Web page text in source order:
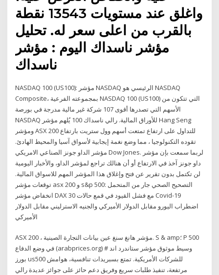
واغلق عند مستويات 13543 نقطة
بالقرب من اعلى سعر له. تحليل
مؤشر ناسداك اليوم : مؤشر
ناسداك
NASDAQ 100 (US100): مؤشر NASDAQ الرئيسي هو NASDAQ
Composite، بمجموعته الفرعية NASDAQ 100 (US100) التي تتكون من
الأسهم التي تصدرها أقوى 107 شركة غير مالية مدرجة في بورصة
NASDAQ للأوراق المالية. رالي ناسداك 100 يُلهم مؤشر Hang Seng
ومؤشر ASX 200 للتداول على ارتفاع تمتعت أسهم وول ستريت بارتفاع
تقوده التكنولوجيا ، مما وضع نغمة إيجابية لأسواق آسيا والمحيط الهادئ.
مؤشر الداو جونز الصناعي الامريكي Dow Jones. لربما سمعت بإن مؤشر
داو جونز آخذ في الارتفاع أو أن هنالك تراجع لمؤشر الداو، والأخبار اليومية
لن تكتمل بدون تقرير عن فتح وإغلاق هذا المؤشر المهم للاسواق المالية.
توقعات مؤشر asx 200 و s&p 500: التصحيح الصحي جار من المتحمل
انخفاض مؤشر DAX 30 مع فشل القيود في قمع حالات Covid-19
اضطراب اليورو مقابل الدولار الأميركي والجنيه الاسترليني مقابل الدولار
الأميركي
ASX 200 ، مؤشر هانغ سنغ عين بيانات التجارة الصينية. S & amp؛ P 500
في وضع الدفاع (arabprices.org) # وسيط موثوق مؤشر ستاندرد اند
بورز us500 للشركات الأمريكية. تمتع بسبريدات تنافسية، هوامش
مرتفعة، تنفيذ طلبات سريع وفريق دعم حائز على جوائز عديدة رالي